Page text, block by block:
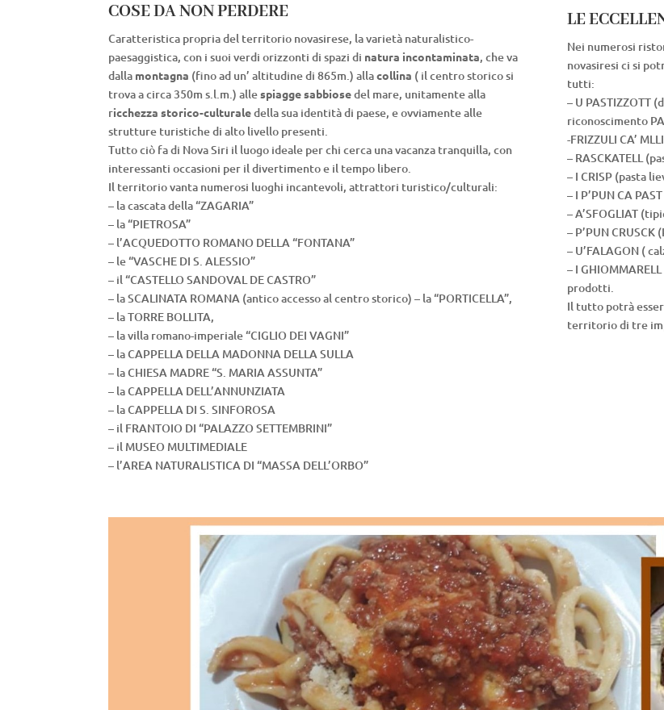
COSE DA NON PERDERE
Caratteristica propria del territorio novasirese, la varietà naturalistico-
paesaggistica, con i suoi verdi orizzonti di spazi di natura incontaminata, che va
dalla montagna (fino ad un’ altitudine di 865m.) allacollina ( il centro storico si
trova a circa 350m s.l.m.) allespiagge sabbiosedel mare, unitamente alla
ricchezza storico-culturaledella sua identità di paese, e ovviamente alle
strutture turistiche di alto livello presenti.
Tutto ciò fa di Nova Siri il luogo ideale per chi cerca una vacanza tranquilla, con
interessanti occasioni per il divertimento e il tempo libero.
Il territorio vanta numerosi luoghi incantevoli, attrattori turistico/culturali:
– la cascata della “ZAGARIA”
– la “PIETROSA”
– l’ACQUEDOTTO ROMANO DELLA “FONTANA”
– le “VASCHE DI S. ALESSIO”
– il “CASTELLO SANDOVAL DE CASTRO”
– la SCALINATA ROMANA (antico accesso al centro storico) – la “PORTICELLA”,
– la TORRE BOLLITA,
– la villa romano-imperiale “CIGLIO DEI VAGNI”
– la CAPPELLA DELLA MADONNA DELLA SULLA
– la CHIESA MADRE “S. MARIA ASSUNTA”
– la CAPPELLA DELL’ANNUNZIATA
– la CAPPELLA DI S. SINFOROSA
– il FRANTOIO DI “PALAZZO SETTEMBRINI”
– il MUSEO MULTIMEDIALE
– l’AREA NATURALISTICA DI “MASSA DELL’ORBO”
LE
Nei numerosi
novasiresi ci si
tutti:
– U PASTIZZOTT
riconoscimento
-FRIZZULI CA’
– RASCKATELL
– I CRISP (pasta
– I P’PUN CA
– A’SFOGLIAT
– P’PUN
– U’FALAGON (
– I
prodotti.
Il tutto potrà
territorio di tre